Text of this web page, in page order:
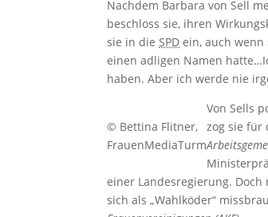
Nachdem Barbara von Sell
beschloss sie, ihren
sie in dieSPD ein, auch
einen adligen Namen
haben. Aber ich werde nie
© Bettina Flitner,
FrauenMediaTurm
Von Sells
zog sie
einer Landesregierung.
sich als „Wahlköder“